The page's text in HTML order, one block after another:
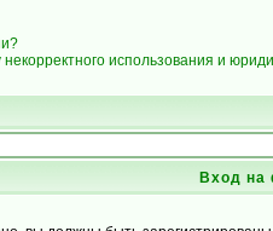
использования и
Вход на